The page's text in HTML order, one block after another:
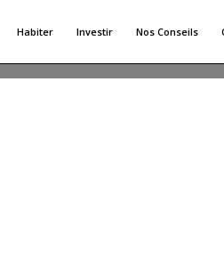
Habiter Investir Nos Conseils